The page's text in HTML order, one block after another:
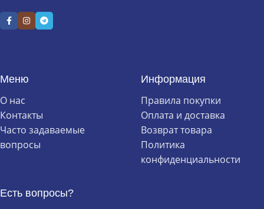
Меню
О нас
Контакты
Часто задаваемые
вопросы
Информация
Правила покупки
Оплата и доставка
Возврат товара
Политика
конфиденциальности
Есть вопросы?